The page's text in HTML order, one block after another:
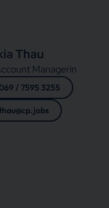
Thau
Managerin
069 / 7595 3255